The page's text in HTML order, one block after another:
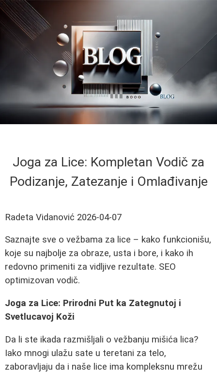
Joga za Lice: Kompletan Vodič za
Podizanje, Zatezanje i Omlađivanje
Radeta Vidanović 2026-04-07
Saznajte sve o vežbama za lice – kako funkcionišu,
koje su najbolje za obraze, usta i bore, i kako ih
redovno primeniti za vidljive rezultate. SEO
optimizovan vodič.
Joga za Lice: Prirodni Put ka Zategnutoj i
Svetlucavoj Koži
Da li ste ikada razmišljali o vežbanju mišića lica?
Iako mnogi ulažu sate u teretani za telo,
zaboravljaju da i naše lice ima kompleksnu mrežu